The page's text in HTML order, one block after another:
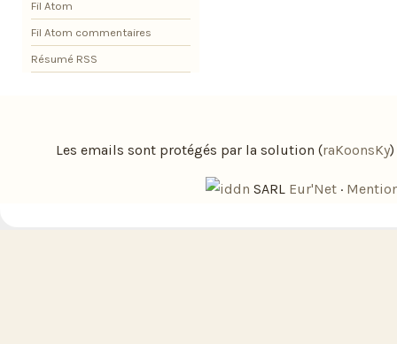
Fil Atom
Fil Atom commentaires
Résumé RSS
Les emails sont protégés par la solution (raKoonsKy)
SARL Eur'Net ·